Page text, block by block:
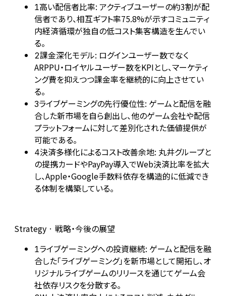
1高い配信者比率: アクティブユーザーの約3割が配
信者であり、相互ギフト率75.8%が示すコミュニティ
内経済循環が独自の低コスト集客構造を生んでい
る。
2課金深化モデル: ログインユーザー数でなく
ARPPU・ロイヤルユーザー数をKPIとし、マーケティ
ング費を抑えつつ課金率を継続的に向上させてい
る。
3ライブゲーミングの先行優位性: ゲームと配信を融
合した新市場を自ら創出し、他のゲーム会社や配信
プラットフォームに対して差別化された価値提供が
可能である。
4決済多様化によるコスト改善余地: 丸井グループと
の提携カードやPayPay導入でWeb決済比率を拡大
し、Apple・Google手数料依存を構造的に低減でき
る体制を構築している。
Strategy · 戦略・今後の展望
1ライブゲーミングへの投資継続: ゲームと配信を融
合した「ライブゲーミング」を新市場として開拓し、オ
リジナルライブゲームのリリースを通じてゲーム会
社依存リスクを分散する。